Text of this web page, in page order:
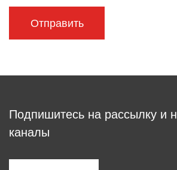
Подпишитесь на рассылку и
каналы